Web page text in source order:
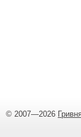
© 2007—2026